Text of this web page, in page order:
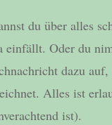
du über alles
einfällt. Oder du
dazu
Alles ist
ist).